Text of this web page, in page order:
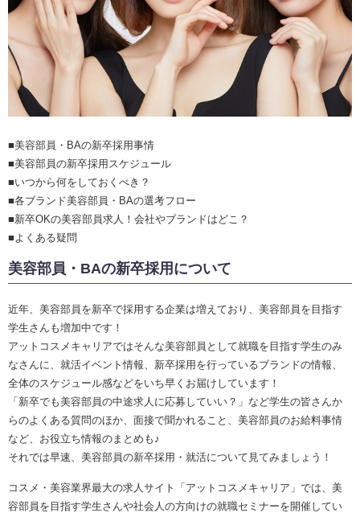
■美容部員・BAの新卒採用事情
■美容部員の新卒採用スケジュール
■いつから何をしておくべき？
■各ブランド美容部員・BAの選考フロー
■新卒OKの美容部員求人！会社やブランドはどこ？
■よくある疑問
美容部員・BAの新卒採用について
近年、美容部員を新卒で採用する企業は増えており、美容部員を目指す
学生さんも増加中です！
アットコスメキャリアではそんな美容部員として就職を目指す学生のみ
なさんに、就活イベント情報、新卒採用を行っているブランドの情報、
全体のスケジュール感などをいち早くお届けしています！
「新卒でも美容部員の中途求人に応募していい？」など学生の皆さんか
らのよくある質問のほか、面接で聞かれること、美容部員のお給料事情
など、お役立ち情報のまとめも♪
それでは早速、美容部員の新卒採用・就活について見てみましょう！
コスメ・美容業界最大の求人サイト「アットコスメキャリア」では、美
容部員を目指す学生さんや社会人の方向けの就職セミナーを開催してい